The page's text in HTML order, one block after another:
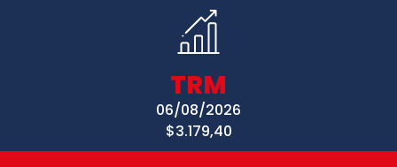
TRM
06/08/2026
$3.179,40